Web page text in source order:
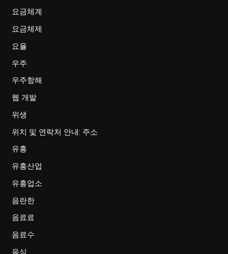
요금체계
요금체제
요율
우주
우주항해
웹 개발
위생
위치 및 연락처 안내: 주소
유흥
유흥산업
유흥업소
음란한
음료료
음료수
음식